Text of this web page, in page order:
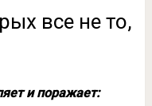
все не то,
и поражает: